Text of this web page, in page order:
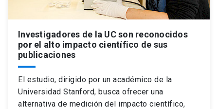
Investigadores de la UC son reconocidos
por el alto impacto científico de sus
publicaciones
El estudio, dirigido por un académico de la
Universidad Stanford, busca ofrecer una
alternativa de medición del impacto científico,